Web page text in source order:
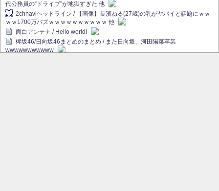
代公務員の“ドライブ”が地獄すぎた 他
2chnaviヘッドライン / 【画像】長濱ねる(27歳)の乳がヤバイと話題にｗｗ
ｗｗ1700万バズｗｗｗｗｗｗｗｗｗｗ 他
面白アンテナ / Hello world!
欅坂46/日向坂46まとめのまとめ / また日向坂、河田陽菜卒業
wwwwwwwwwww